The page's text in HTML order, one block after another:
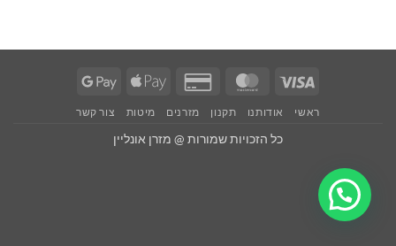
Visa
MasterCard
Credit
2
Apple
Google
ראשי אודותנו תקנון מזרנים מיטות צור קשר
כל הזכויות שמורות @ מזרן אונליין